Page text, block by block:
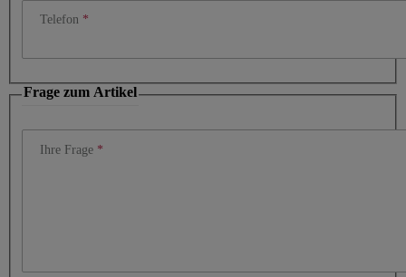
Telefon
Frage zum Artikel
Ihre Frage